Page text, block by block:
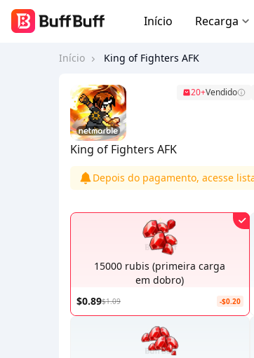
Início Recarga
Início King of Fighters AFK
King of Fighters AFK
20+Vendido
Depois do pagamento, acesse
15000 rubis (primeira carga
em dobro)
$0.89$1.09 -$0.20